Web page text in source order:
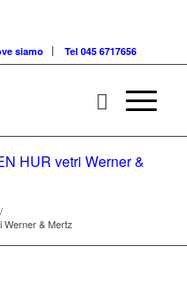
siamo Tel 045 6717656
HUR vetri Werner &
/
Werner & Mertz